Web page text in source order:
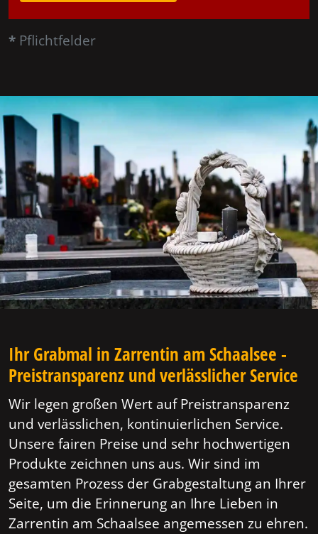
* Pflichtfelder
Ihr Grabmal in Zarrentin am Schaalsee -
Preistransparenz und verlässlicher Service
Wir legen großen Wert auf Preistransparenz
und verlässlichen, kontinuierlichen Service.
Unsere fairen Preise und sehr hochwertigen
Produkte zeichnen uns aus. Wir sind im
gesamten Prozess der Grabgestaltung an Ihrer
Seite, um die Erinnerung an Ihre Lieben in
Zarrentin am Schaalsee angemessen zu ehren.